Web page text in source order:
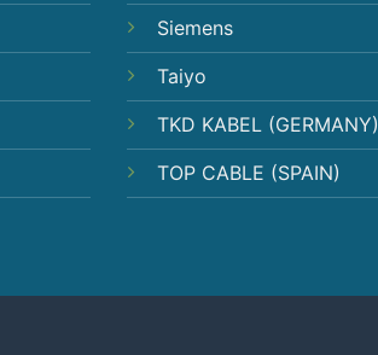
Siemens
Taiyo
TKD KABEL (GERMANY)
TOP CABLE (SPAIN)